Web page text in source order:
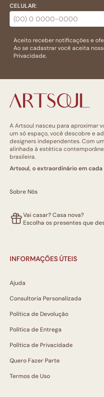
CELULAR:
Aceito receber notificações e
Ao se cadastrar você aceita
Privacidade.
A Artsoul nasceu para aproximar
um só espaço, você descobre e
designers independentes. Com
alinhada à estética
brasileira.
Artsoul, o extraordinário em
Sobre Nós
Vai casar? Casa nova?
Escolha os presentes que
INFORMAÇÕES ÚTEIS
Ajuda
Consultoria Personalizada
Política de Devolução
Política de Entrega
Política de Privacidade
Quero Fazer Parte
Termos de Uso